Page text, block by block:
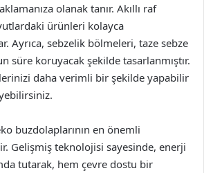
olanak tanır. Akıllı raf
ürünleri kolayca
Ayrıca, sebzelik bölmeleri, taze sebze
süre koruyacak şekilde tasarlanmıştır.
daha verimli bir şekilde yapabilir
buzdolaplarının en önemli
Gelişmiş teknolojisi sayesinde, enerji
tutarak, hem çevre dostu bir